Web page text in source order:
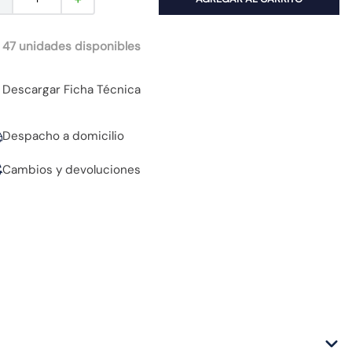
47 unidades disponibles
Descargar Ficha Técnica
Despacho a domicilio
Cambios y devoluciones